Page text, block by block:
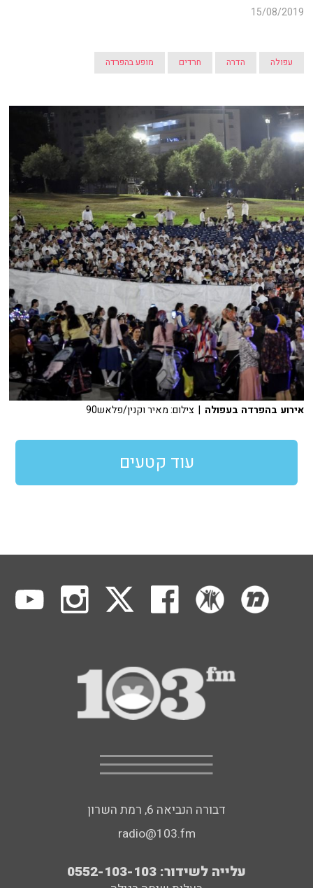
15/08/2019
עפולה הדרה חרדים מופע בהפרדה
אירוע בהפרדה בעפולה | צילום: מאיר וקנין/פלאש90
עוד קטעים
דבורה הנביאה 6, רמת השרון
radio@103.fm
עלייה לשידור: 0552-103-103